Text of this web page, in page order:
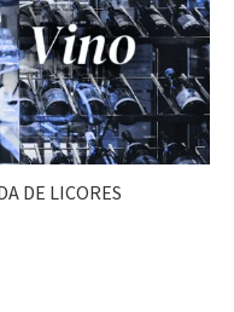
DE LICORES